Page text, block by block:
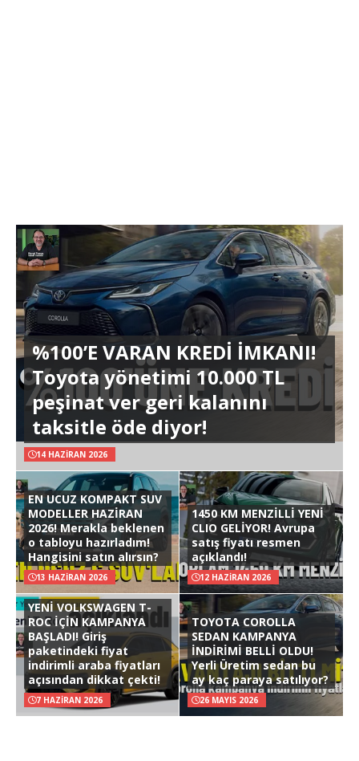
%100’E VARAN KREDİ İMKANI!
Toyota yönetimi 10.000 TL
peşinat ver geri kalanını
taksitle öde diyor!
14 HAZIRAN 2026
EN UCUZ KOMPAKT SUV
MODELLER HAZİRAN
2026! Merakla beklenen
o tabloyu hazırladım!
Hangisini satın alırsın?
13 HAZIRAN 2026
1450 KM MENZİLLİ YENİ
CLIO GELİYOR! Avrupa
satış fiyatı resmen
açıklandı!
12 HAZIRAN 2026
YENİ VOLKSWAGEN T-
ROC İÇİN KAMPANYA
BAŞLADI! Giriş
paketindeki fiyat
indirimli araba fiyatları
açısından dikkat çekti!
7 HAZIRAN 2026
TOYOTA COROLLA
SEDAN KAMPANYA
İNDİRİMİ BELLİ OLDU!
Yerli Üretim sedan bu
ay kaç paraya satılıyor?
26 MAYIS 2026